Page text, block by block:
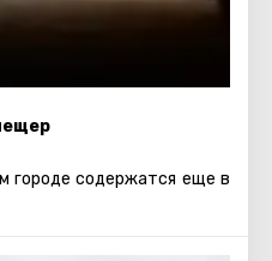
городе содержатся еще в
в книге Иисуса Навина